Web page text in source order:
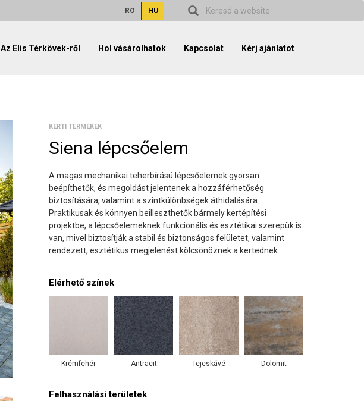
RO HU
Az Elis Térkövek-ről Hol vásárolhatok Kapcsolat Kérj ajánlatot
KERTI TERMÉKEK
Siena lépcsőelem
A magas mechanikai teherbírású lépcsőelemek gyorsan
beépíthetők, és megoldást jelentenek a hozzáférhetőség
biztosítására, valamint a szintkülönbségek áthidalására.
Praktikusak és könnyen beilleszthetők bármely kertépítési
projektbe, a lépcsőelemeknek funkcionális és esztétikai szerepük is
van, mivel biztosítják a stabil és biztonságos felületet, valamint
rendezett, esztétikus megjelenést kölcsönöznek a kertednek.
Elérhető színek
Krémfehér Antracit Tejeskávé Dolomit
Felhasználási területek